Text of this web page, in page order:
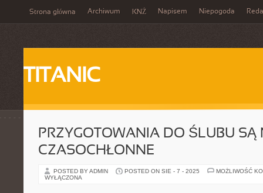
Strona główna Archiwum KNŻ Napisem Niepogoda
TITANIC
PRZYGOTOWANIA DO ŚLUBU SĄ
CZASOCHŁONNE
POSTED BY ADMIN POSTED ON SIE - 7 - 2025
MOŻLIWOŚĆ
WYŁĄCZONA